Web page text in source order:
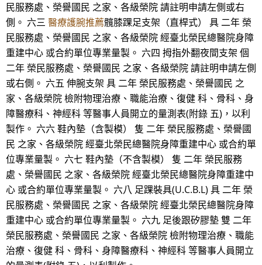
民服務處、榮譽國民 之家、各級榮院 請註明申請左側或右
側。 六三 醫療護腕推薦髖膝踝足支架（直桿式） 具 二年 榮
民服務處、榮譽國民 之家、各級榮院 經臺北榮民總醫院身障
重建中心 或合約單位專業量製。 六四 拇指外翻夜間支架 個
二年 榮民服務處、榮譽國民 之家、各級榮院 請註明申請左側
或右側。 六五 伸腕支架 具 二年 榮民服務處、榮譽國民 之
家、各級榮院 檢附物理治療、職能治療、復健 科、骨科、身
障醫療科、神經科 等醫事人員開立的量測表(附錄 五)，以利
製作。 六六 鞋內墊（含製模） 隻 二年 榮民服務處、榮譽國
民 之家、各級榮院 經臺北榮民總醫院身障重建中心 或合約單
位專業量製。 六七 鞋內墊（不含製模） 隻 二年 榮民服務
處、榮譽國民 之家、各級榮院 經臺北榮民總醫院身障重建中
心 或合約單位專業量製。 六八 足踝裝具(U.C.B.L) 具 二年 榮
民服務處、榮譽國民 之家、各級榮院 經臺北榮民總醫院身障
重建中心 或合約單位專業量製。 六九 足後跟矽膠墊 雙 二年
榮民服務處、榮譽國民 之家、各級榮院 檢附物理治療、職能
治療、復健 科、骨科、身障醫療科、神經科 等醫事人員開立